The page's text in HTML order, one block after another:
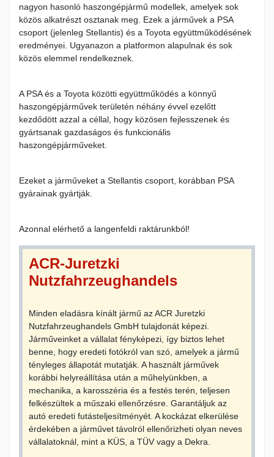
nagyon hasonló haszongépjármű modellek, amelyek sok
közös alkatrészt osztanak meg. Ezek a járművek a PSA
csoport (jelenleg Stellantis) és a Toyota együttműködésének
eredményei. Ugyanazon a platformon alapulnak és sok
közös elemmel rendelkeznek.
A PSA és a Toyota közötti együttműködés a könnyű
haszongépjárművek területén néhány évvel ezelőtt
kezdődött azzal a céllal, hogy közösen fejlesszenek és
gyártsanak gazdaságos és funkcionális
haszongépjárműveket.
Ezeket a járműveket a Stellantis csoport, korábban PSA
gyárainak gyártják.
Azonnal elérhető a langenfeldi raktárunkból!
ACR-Juretzki
Nutzfahrzeughandels
Minden eladásra kínált jármű az ACR Juretzki
Nutzfahrzeughandels GmbH tulajdonát képezi.
Járműveinket a vállalat fényképezi, így biztos lehet
benne, hogy eredeti fotókról van szó, amelyek a jármű
tényleges állapotát mutatják. A használt járművek
korábbi helyreállítása után a műhelyünkben, a
mechanika, a karosszéria és a festés terén, teljesen
felkészültek a műszaki ellenőrzésre. Garantáljuk az
autó eredeti futásteljesítményét. A kockázat elkerülése
érdekében a járművet távolról ellenőrizheti olyan neves
vállalatoknál, mint a KÜS, a TÜV vagy a Dekra.